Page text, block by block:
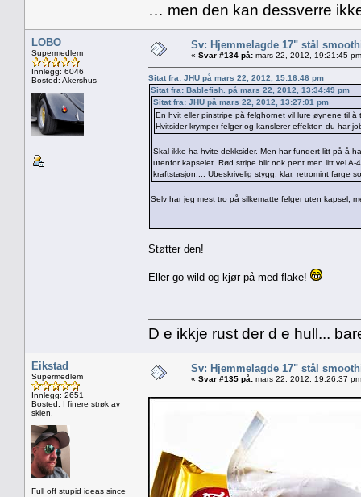
… men den kan dessverre
LOBO
Supermedlem
Innlegg: 6046
Bosted: Akershus
Sv: Hjemmelagde 17" stål
« Svar #134 på: mars 22, 2012, 19:21:45
Sitat fra: JHU på mars 22, 2012, 15:16:46 pm
Sitat fra: Bablefish. på mars 22, 2012, 13:34:49 pm
Sitat fra: JHU på mars 22, 2012, 13:27:01 pm
En hvit eller pinstripe på felghornet vil lure øynene til
Hvitsider krymper felger og kanslerer effekten du har
Skal ikke ha hvite dekksider. Men har fundert litt på å
utenfor kapselet. Rød stripe blir nok pent men litt vel
kraftstasjon.... Ubeskrivelig stygg, klar, retromint farge
Selv har jeg mest tro på silkematte felger uten kapsel,
Støtter den!
Eller go wild og kjør på med flake!
D e ikkje rust der d e hull...
Eikstad
Supermedlem
Innlegg: 2651
Bosted: I finere strøk av
skien.
Full off stupid ideas since
Sv: Hjemmelagde 17" stål
« Svar #135 på: mars 22, 2012, 19:26:37